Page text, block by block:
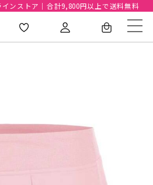
インストア｜合計9,800円以上で送料無料